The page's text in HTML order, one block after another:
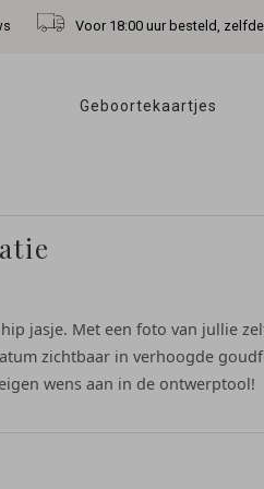
Voor 18:00 uur besteld,
Geboortekaartjes
jasje. Met een foto van jullie
zichtbaar in verhoogde
wens aan in de ontwerptool!